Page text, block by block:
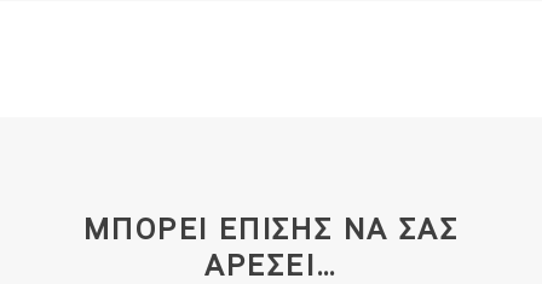
ΜΠΟΡΕΊ ΕΠΊΣΗΣ ΝΑ ΣΑΣ
ΑΡΈΣΕΙ…